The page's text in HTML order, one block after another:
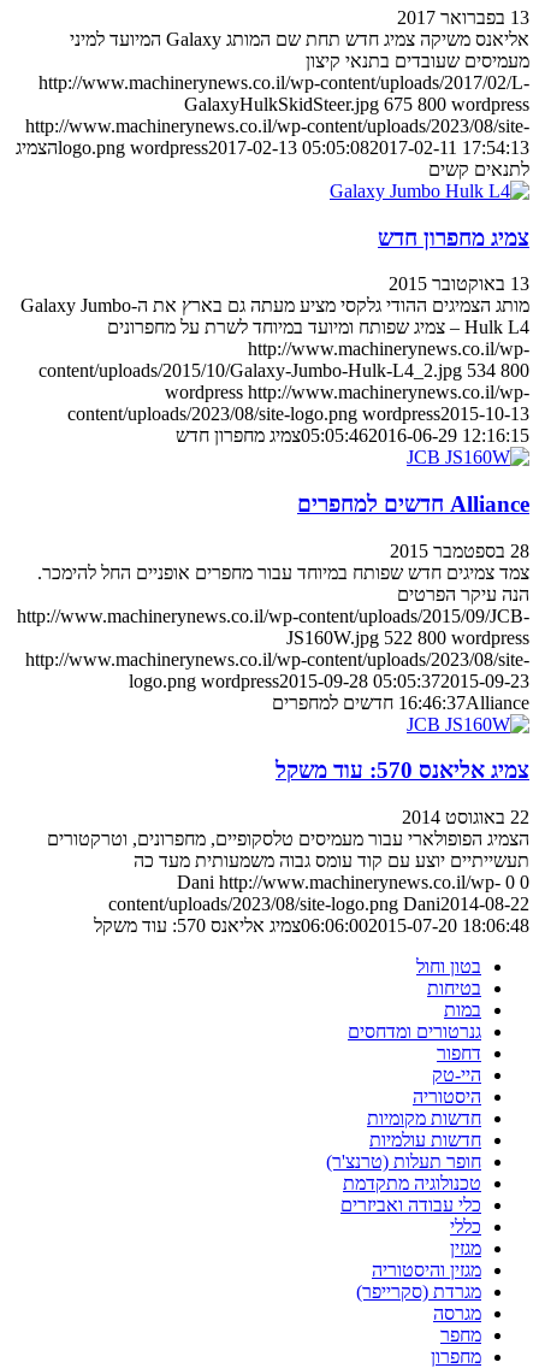
13 בפברואר 2017
אליאנס משיקה צמיג חדש תחת שם המותג Galaxy המיועד למיני
מעמיסים שעובדים בתנאי קיצון
http://www.machinerynews.co.il/wp-content/uploads/2017/02/L-
GalaxyHulkSkidSteer.jpg 675 800 wordpress
http://www.machinerynews.co.il/wp-content/uploads/2023/08/site-
logo.png wordpress2017-02-13 05:05:082017-02-11 17:54:13
הצמיג
לתנאים קשים
צמיג מחפרון חדש
13 באוקטובר 2015
מותג הצמיגים ההודי גלקסי מציע מעתה גם בארץ את ה-Galaxy Jumbo
Hulk L4 – צמיג שפותח ומיועד במיוחד לשרת על מחפרונים
http://www.machinerynews.co.il/wp-
content/uploads/2015/10/Galaxy-Jumbo-Hulk-L4_2.jpg 534 800
wordpress http://www.machinerynews.co.il/wp-
content/uploads/2023/08/site-logo.png wordpress2015-10-13
05:05:462016-06-29 12:16:15 צמיג מחפרון חדש
Alliance חדשים למחפרים
28 בספטמבר 2015
צמד צמיגים חדש שפותח במיוחד עבור מחפרים אופניים החל להימכר.
הנה עיקר הפרטים
http://www.machinerynews.co.il/wp-content/uploads/2015/09/JCB-
JS160W.jpg 522 800 wordpress
http://www.machinerynews.co.il/wp-content/uploads/2023/08/site-
logo.png wordpress2015-09-28 05:05:372015-09-23
16:46:37Alliance חדשים למחפרים
צמיג אליאנס 570: עוד משקל
22 באוגוסט 2014
הצמיג הפופולארי עבור מעמיסים טלסקופיים, מחפרונים, וטרקטורים
תעשייתיים יוצע עם קוד עומס גבוה משמעותית מעד כה
0
0
Dani http://www.machinerynews.co.il/wp-
content/uploads/2023/08/site-logo.png Dani2014-08-22
06:06:002015-07-20 18:06:48
צמיג אליאנס 570: עוד משקל
בטון וחול
בטיחות
במות
גנרטורים ומדחסים
דחפור
היי-טק
היסטוריה
חדשות מקומיות
חדשות עולמיות
חופר תעלות (טרנצ'ר)
טכנולוגיה מתקדמת
כלי עבודה ואביזרים
כללי
מגזין
מגזין והיסטוריה
מגרדת (סקרייפר)
מגרסה
מחפר
מחפרון